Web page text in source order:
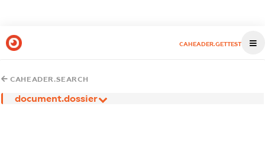
CAHEADER.GETTEST
CAHEADER.SEARCH
document.dossier